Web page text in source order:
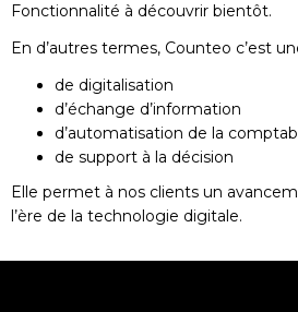
Fonctionnalité à découvrir bientôt.
En d’autres termes, Counteo c’est
de digitalisation
d’échange d’information
d’automatisation de la
de support à la décision
Elle permet à nos clients un
l’ère de la technologie digitale.